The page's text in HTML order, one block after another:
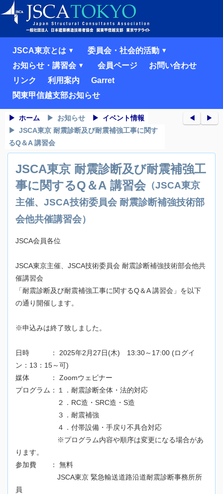
JSCA東京とは
委員会・社会的活動
お知らせ・講習会
会員ページ
お問い合わせ
リンク
利用案内
Garret
関東甲信越支部お知らせ
ホーム お知らせ
イベント情報
JSCA東京 耐震診断及び耐震補強工事に関す
るQ＆A 講習会
◀︎ ▶︎
JSCA東京 耐震診断及び耐震補強工
事に関するQ＆A 講習会（JSCA東京
主催、JSCA技術委員会 耐震診断補強技術部
会他共催講習会）
JSCA会員各位
JSCA東京主催、JSCA技術委員会 耐震診断補強技術部会他共
催講習会
「耐震診断及び耐震補強工事に関するQ＆A 講習会」を以下
の通り開催します。
※申込みは終了致しました。
日時 ： 2025年2月27日(木) 13:30～17:00 (ログイ
ン：13：15～可)
媒体 ： Zoomウェビナー
プログラム：１．耐震診断全体・法的対応
２．RC造・SRC造・S造
３．耐震補強
４．付帯設備・手戻り不具合対応
※プログラム内容や順序は変更になる場合があ
ります。
参加費 ： 無料
JSCA東京 緊急輸送道路沿道耐震診断事務所所
員